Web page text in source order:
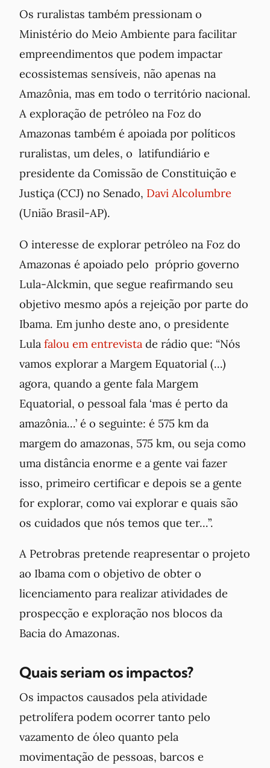
Os ruralistas também pressionam o
Ministério do Meio Ambiente para facilitar
empreendimentos que podem impactar
ecossistemas sensíveis, não apenas na
Amazônia, mas em todo o território nacional.
A exploração de petróleo na Foz do
Amazonas também é apoiada por políticos
ruralistas, um deles, o latifundiário e
presidente da Comissão de Constituição e
Justiça (CCJ) no Senado, Davi Alcolumbre
(União Brasil-AP).
O interesse de explorar petróleo na Foz do
Amazonas é apoiado pelo próprio governo
Lula-Alckmin, que segue reafirmando seu
objetivo mesmo após a rejeição por parte do
Ibama. Em junho deste ano, o presidente
Lula falou em entrevista de rádio que: “Nós
vamos explorar a Margem Equatorial (…)
agora, quando a gente fala Margem
Equatorial, o pessoal fala ‘mas é perto da
amazônia…’ é o seguinte: é 575 km da
margem do amazonas, 575 km, ou seja como
uma distância enorme e a gente vai fazer
isso, primeiro certificar e depois se a gente
for explorar, como vai explorar e quais são
os cuidados que nós temos que ter…”.
A Petrobras pretende reapresentar o projeto
ao Ibama com o objetivo de obter o
licenciamento para realizar atividades de
prospecção e exploração nos blocos da
Bacia do Amazonas.
Quais seriam os impactos?
Os impactos causados pela atividade
petrolífera podem ocorrer tanto pelo
vazamento de óleo quanto pela
movimentação de pessoas, barcos e